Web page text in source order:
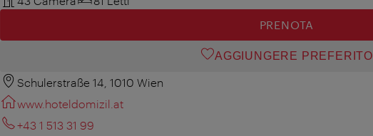
PRENOTA
AGGIUNGERE PREFERITO
Schulerstraße 14, 1010 Wien
www.hoteldomizil.at
+43 1 513 31 99